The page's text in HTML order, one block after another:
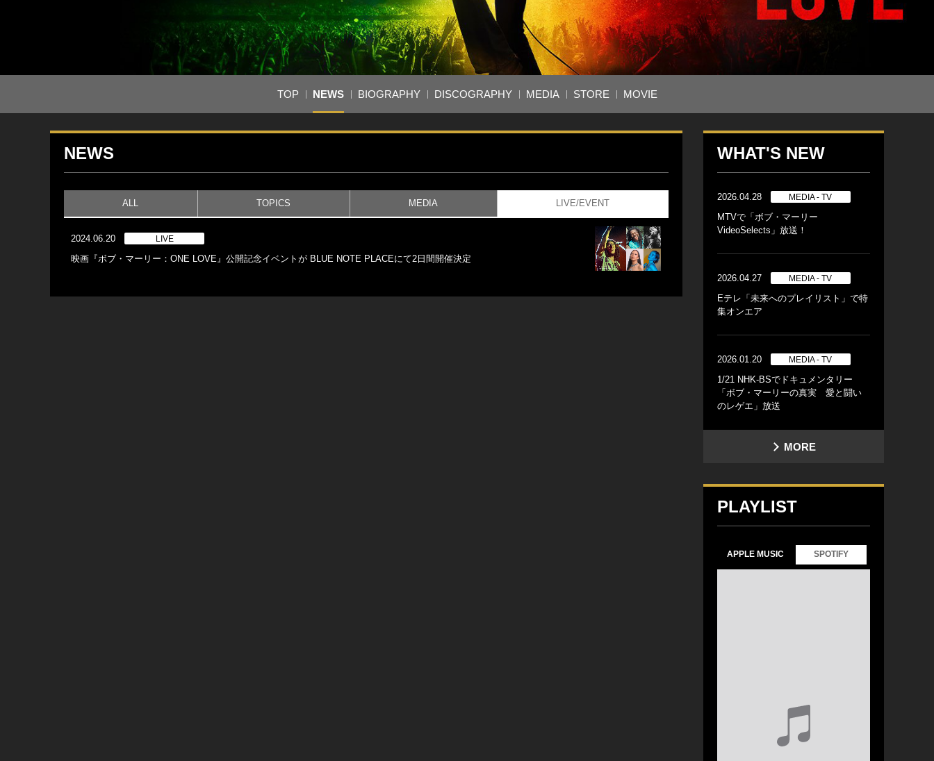
TOP NEWS BIOGRAPHY DISCOGRAPHY MEDIA STORE MOVIE
NEWS
ALL TOPICS MEDIA LIVE/EVENT
2024.06.20 LIVE
映画『ボブ・マーリー：ONE LOVE』公開記念イベントが BLUE NOTE PLACEにて2日間開催決定
WHAT'S NEW
2026.04.28 MEDIA - TV
MTVで「ボブ・マーリー
VideoSelects」放送！
2026.04.27 MEDIA - TV
Eテレ「未来へのプレイリスト」で特
集オンエア
2026.01.20 MEDIA - TV
1/21 NHK-BSでドキュメンタリー
「ボブ・マーリーの真実 愛と闘い
のレゲエ」放送
MORE
PLAYLIST
APPLE MUSIC SPOTIFY